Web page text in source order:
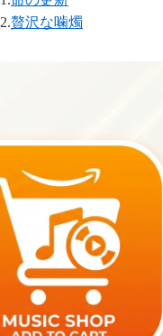
2.贅沢な噛燭